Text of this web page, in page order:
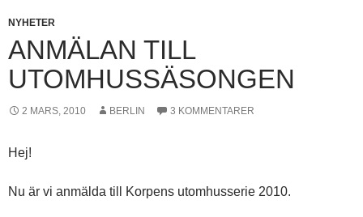
NYHETER
ANMÄLAN TILL
UTOMHUSSÄSONGEN
2 MARS, 2010 BERLIN 3 KOMMENTARER
Hej!
Nu är vi anmälda till Korpens utomhusserie 2010.